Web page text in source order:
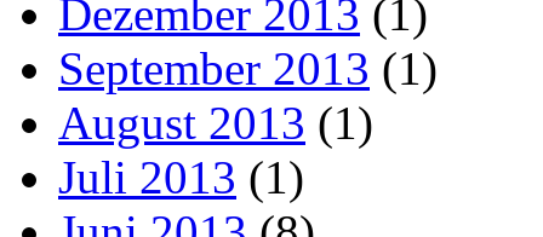
Dezember 2013 (1)
September 2013 (1)
August 2013 (1)
Juli 2013 (1)